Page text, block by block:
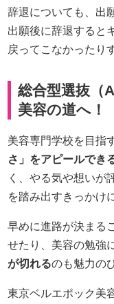
辞退についても、出
出願後に辞退すると
戻ってこなかったり
総合型選抜（
美容の道へ！
美容専門学校を目指
さ」をアピールでき
く、やる気や想いが
を踏み出すきっかけ
早めに進路が決まる
せたり、美容の勉強
が切れるのも魅力の
東京ベルエポック美